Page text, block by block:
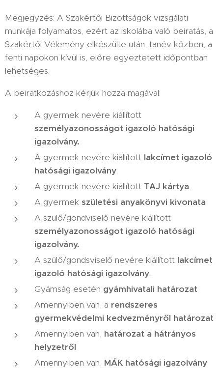
Megjegyzés: A Szakértői Bizottságok vizsgálati
munkája folyamatos, ezért az iskolába való beiratás, a
Szakértői Vélemény elkészülte után, tanév közben, a
fenti napokon kívül is, előre egyeztetett időpontban
lehetséges.
A beiratkozáshoz kérjük hozza magával:
A gyermek nevére kiállított
személyazonosságot igazoló hatósági
igazolvány.
A gyermek nevére kiállított lakcímet igazoló
hatósági igazolvány.
A gyermek nevére kiállított TAJ kártya.
A gyermek születési anyakönyvi kivonata
A szülő/gondviselő nevére kiállított
személyazonosságot igazoló hatósági
igazolvány.
A szülő/gondsviselő nevére kiállított lakcímet
igazoló hatósági igazolvány.
Gyámság esetén gyámhivatali határozat
Amennyiben van, a rendszeres
gyermekvédelmi kedvezményről határozat
Amennyiben van, határozat a hátrányos
helyzetről
Amennyiben van, MÁK hatósági igazolvány